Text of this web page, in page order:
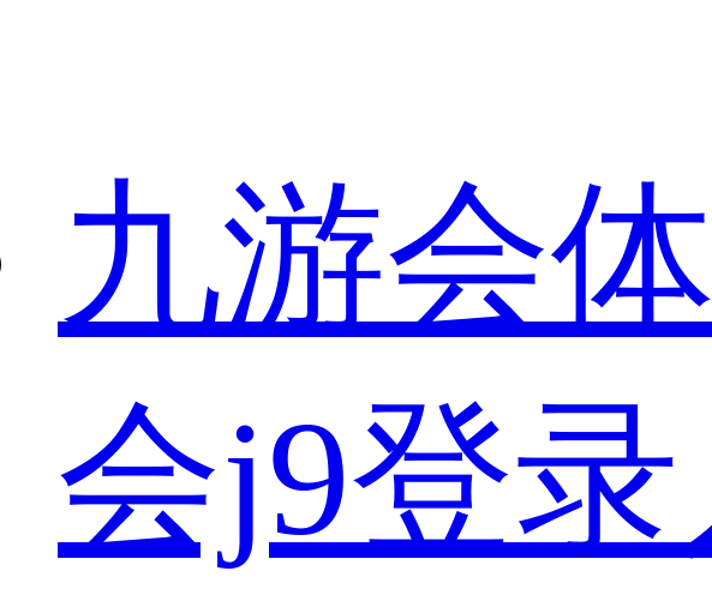
九游会
会j9登录